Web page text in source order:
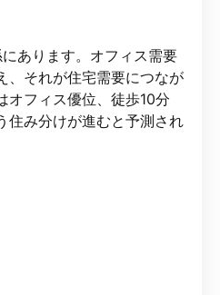
あります。オフィス需要
、それが住宅需要につなが
オフィス優位、徒歩10分
住み分けが進むと予測され